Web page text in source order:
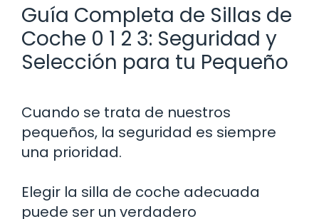
Guía Completa de Sillas de
Coche 0 1 2 3: Seguridad y
Selección para tu Pequeño
Cuando se trata de nuestros
pequeños, la seguridad es siempre
una prioridad.
Elegir la silla de coche adecuada
puede ser un verdadero